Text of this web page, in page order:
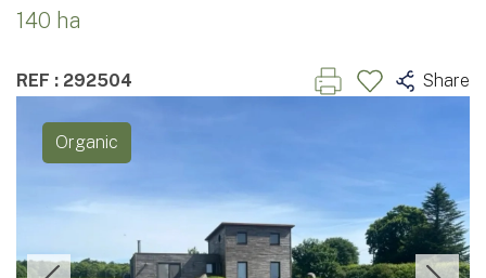
140 ha
REF : 292504 Share
Organic